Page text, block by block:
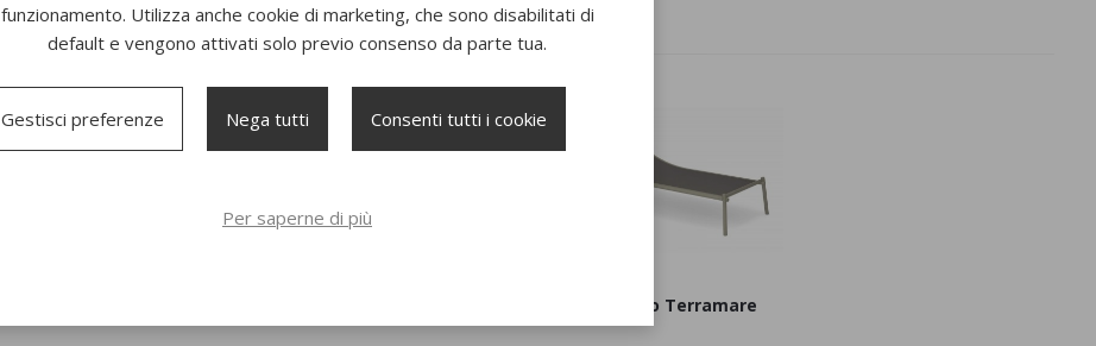
Lettino Terramare
funzionamento. Utilizza anche cookie di marketing, che sono disabilitati di
default e vengono attivati solo previo consenso da parte tua.
Gestisci preferenze Nega tutti Consenti tutti i cookie
Per saperne di più